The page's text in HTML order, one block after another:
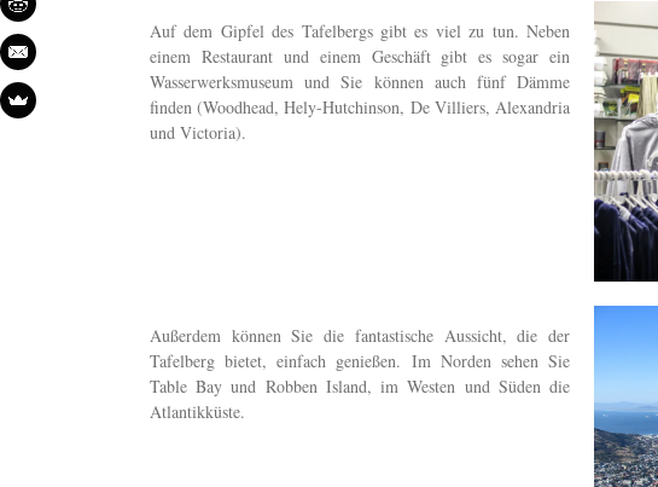
Auf dem Gipfel des Tafelbergs gibt es viel zu tun. Neben
einem Restaurant und einem Geschäft gibt es sogar ein
Wasserwerksmuseum und Sie können auch fünf Dämme
finden (Woodhead, Hely-Hutchinson, De Villiers, Alexandria
und Victoria).
Außerdem können Sie die fantastische Aussicht, die der
Tafelberg bietet, einfach genießen. Im Norden sehen Sie
Table Bay und Robben Island, im Westen und Süden die
Atlantikküste.